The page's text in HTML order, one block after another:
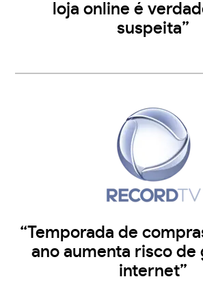
loja online é
suspeita”
“Temporada de
ano aumenta risco de
internet”